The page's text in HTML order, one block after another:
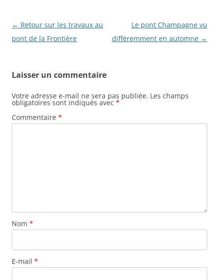
N
a
g
a
t
i
t
c
← Retour sur les travaux au
pont de la Frontière
Le pont Champagne vu
différemment en automne →
Laisser un commentaire
Votre adresse e-mail ne sera pas publiée. Les champs
obligatoires sont indiqués avec *
Commentaire *
Nom *
E-mail *